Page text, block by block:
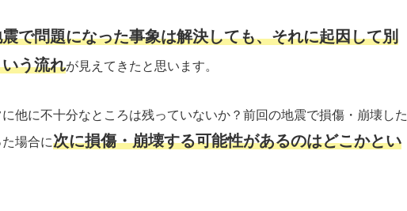
で問題になった事象は解決しても、それに起因して別
う流れが見えてきたと思います。
他に不十分なところは残っていないか？前回の地震で損傷・崩壊した
場合に次に損傷・崩壊する可能性があるのはどこかとい